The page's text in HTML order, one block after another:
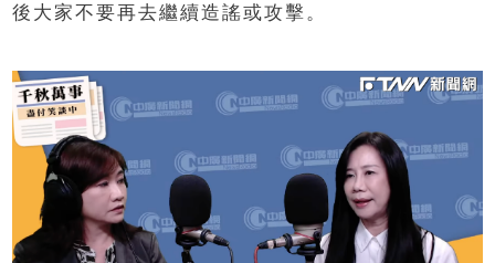
後大家不要再去繼續造謠或攻擊。